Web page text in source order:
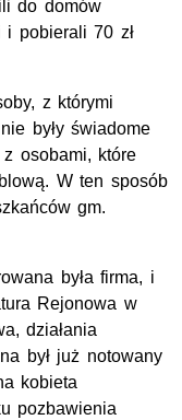
do domów
i pobierali 70 zł
z którymi
były świadome
z osobami, które
W ten sposób
gm.
była firma, i
Rejonowa w
działania
był już notowany
kobieta
pozbawienia